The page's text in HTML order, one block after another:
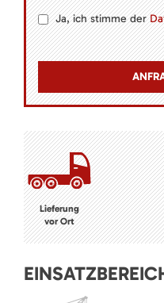
Ja, ich stimme der
Lieferung
vor Ort